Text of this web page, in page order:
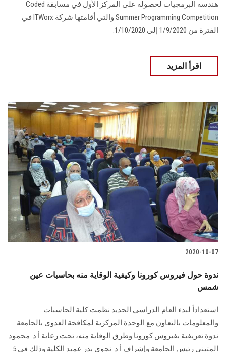
هندسه البرمجيات لحصوله على المركز الأول في مسابقة Coded
Summer Programming Competition والتي أقامتها شركة ITWorx في
الفترة من 1/9/2020 إلى 1/10/2020.
اقرأ المزيد
2020-10-07
ندوة حول فيروس كورونا وكيفية الوقاية منه بحاسبات عين
شمس
استعداداً لبدء العام الدراسي الجديد نظمت كلية الحاسبات
والمعلومات بالتعاون مع الوحدة المركزية لمكافحة العدوى بالجامعة
ندوة تعريفية بفيروس كورونا وطرق الوقاية منه، تحت رعاية أ.د. محمود
المتينى رئيس الجامعة وإشراف أ.د. نجوى بدر عميد الكلية وذلك في 5